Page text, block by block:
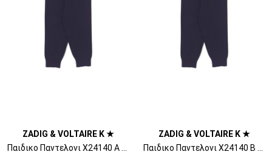
ZADIG & VOLTAIRE K ★
ZADIG & VOLTAIRE K ★